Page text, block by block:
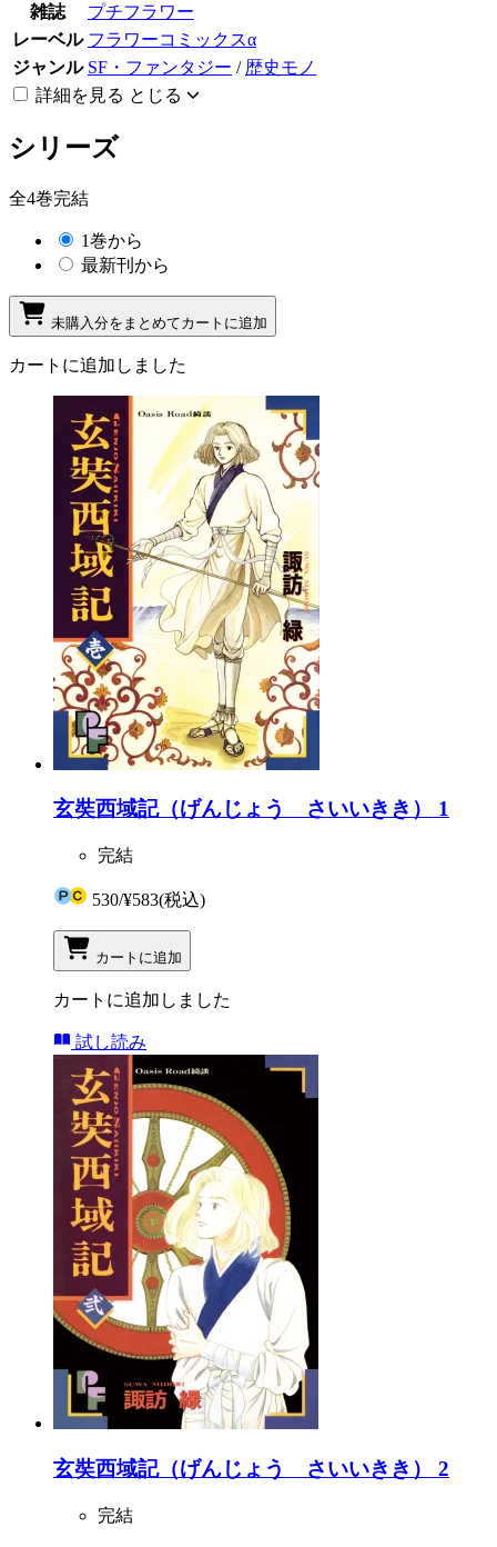
雑誌
プチフラワー
レーベル フラワーコミックスα
ジャンル SF・ファンタジー / 歴史モノ
詳細を見る とじる
シリーズ
全4巻完結
1巻から
最新刊から
未購入分をまとめてカートに追加
カートに追加しました
玄奘西域記（げんじょう さいいきき） 1
完結
530/¥583(税込)
カートに追加
カートに追加しました
試し読み
玄奘西域記（げんじょう さいいきき） 2
完結